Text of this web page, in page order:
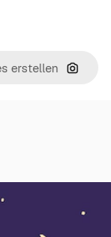
Nach